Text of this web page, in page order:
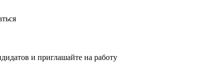
и приглашайте на работу